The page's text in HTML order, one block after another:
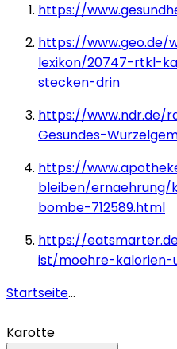
https://
https://www.geo.de/
lexikon/20747-rtkl-
stecken-drin
https://www.ndr.de/
Gesundes-
https://
bleiben/
bombe-712589.html
https://
ist/moehre-
Startseite...
Karotte